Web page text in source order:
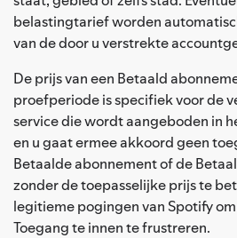
belastingtarief worden
van de door u verstrekte
De prijs van een Betaald
proefperiode is specifiek voor de
service die wordt aangeboden in
en u gaat ermee akkoord geen
Betaalde abonnement of de
zonder de toepasselijke prijs te
legitieme pogingen van Spotify
Toegang te innen te frustreren.